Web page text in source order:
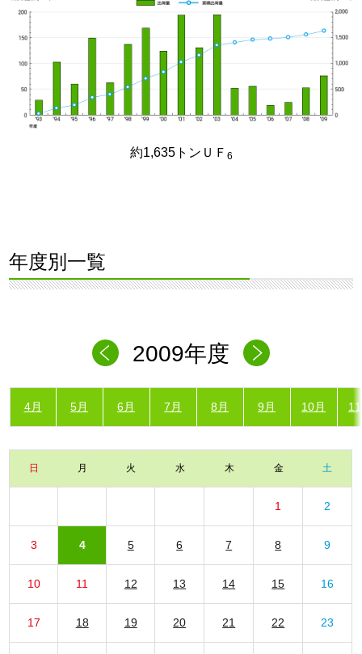
約1,635トンＵＦ 6
年度別一覧
2009年度
4月 5月 6月 7月 8月 9月 10月
日 月 火 水 木 金 土
1 2
3 4 5 6 7 8 9
10 11 12 13 14 15 16
17 18 19 20 21 22 23